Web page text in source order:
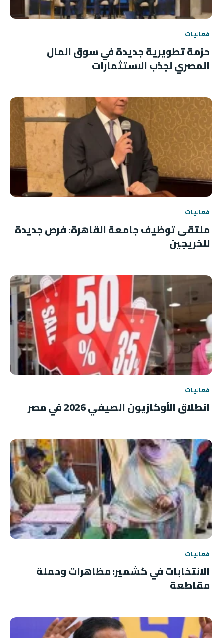
فعاليات
حزمة تطويرية جديدة في سوق المال
المصري لجذب الاستثمارات
فعاليات
ملتقى توظيف جامعة القاهرة: فرص جديدة
للخريجين
فعاليات
انطلاق الأوكازيون الصيفي 2026 في مصر
فعاليات
الانتخابات في كشمير: مظاهرات وحملة
مقاطعة